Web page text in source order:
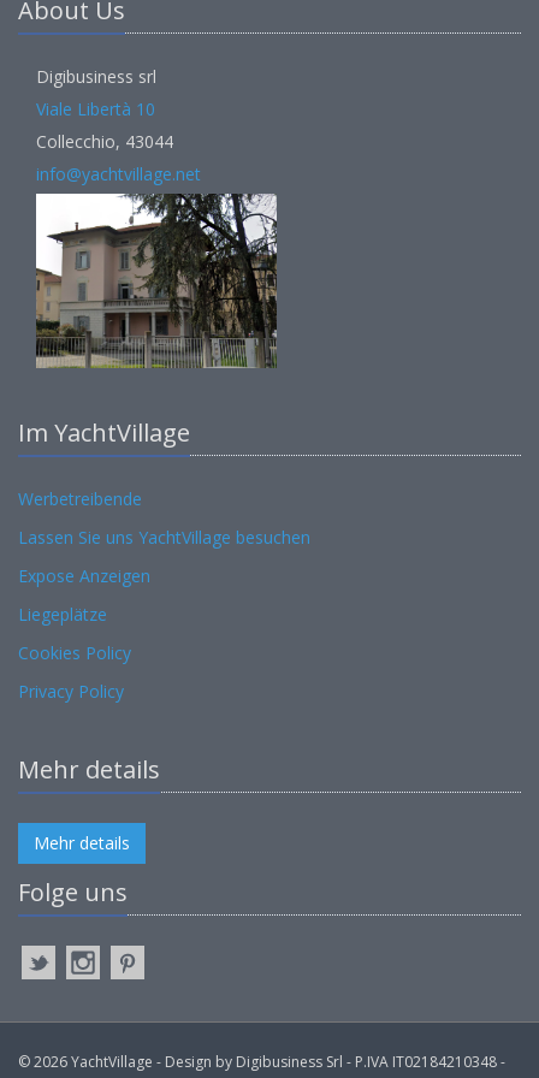
About Us
Digibusiness srl
Viale Libertà 10
Collecchio, 43044
info@yachtvillage.net
Im YachtVillage
Werbetreibende
Lassen Sie uns YachtVillage besuchen
Expose Anzeigen
Liegeplätze
Cookies Policy
Privacy Policy
Mehr details
Mehr details
Folge uns
© 2026 YachtVillage - Design by Digibusiness Srl - P.IVA IT02184210348 -